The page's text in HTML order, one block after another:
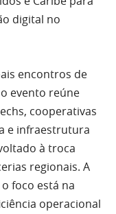
digital no
encontros de
evento reúne
cooperativas
e infraestrutura
à troca
regionais. A
foco está na
operacional